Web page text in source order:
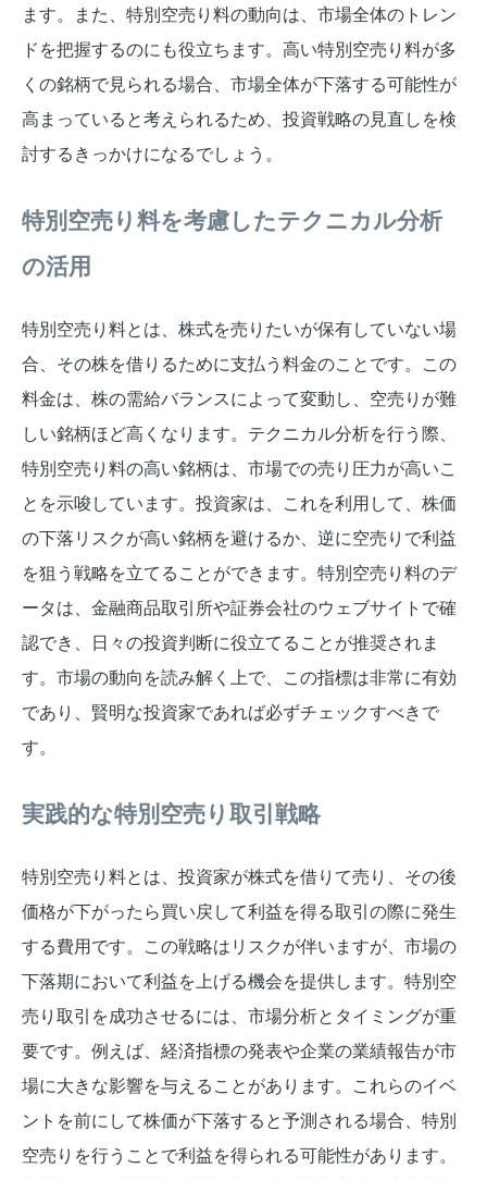
ます。また、特別空売り料の動向は、市場全体のトレン
ドを把握するのにも役立ちます。高い特別空売り料が多
くの銘柄で見られる場合、市場全体が下落する可能性が
高まっていると考えられるため、投資戦略の見直しを検
討するきっかけになるでしょう。
特別空売り料を考慮したテクニカル分析
の活用
特別空売り料とは、株式を売りたいが保有していない場
合、その株を借りるために支払う料金のことです。この
料金は、株の需給バランスによって変動し、空売りが難
しい銘柄ほど高くなります。テクニカル分析を行う際、
特別空売り料の高い銘柄は、市場での売り圧力が高いこ
とを示唆しています。投資家は、これを利用して、株価
の下落リスクが高い銘柄を避けるか、逆に空売りで利益
を狙う戦略を立てることができます。特別空売り料のデ
ータは、金融商品取引所や証券会社のウェブサイトで確
認でき、日々の投資判断に役立てることが推奨されま
す。市場の動向を読み解く上で、この指標は非常に有効
であり、賢明な投資家であれば必ずチェックすべきで
す。
実践的な特別空売り取引戦略
特別空売り料とは、投資家が株式を借りて売り、その後
価格が下がったら買い戻して利益を得る取引の際に発生
する費用です。この戦略はリスクが伴いますが、市場の
下落期において利益を上げる機会を提供します。特別空
売り取引を成功させるには、市場分析とタイミングが重
要です。例えば、経済指標の発表や企業の業績報告が市
場に大きな影響を与えることがあります。これらのイベ
ントを前にして株価が下落すると予測される場合、特別
空売りを行うことで利益を得られる可能性があります。